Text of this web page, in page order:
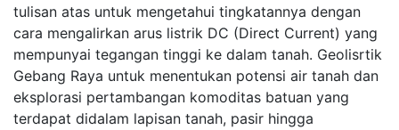
tulisan atas untuk mengetahui tingkatannya dengan
cara mengalirkan arus listrik DC (Direct Current) yang
mempunyai tegangan tinggi ke dalam tanah. Geolisrtik
Gebang Raya untuk menentukan potensi air tanah dan
eksplorasi pertambangan komoditas batuan yang
terdapat didalam lapisan tanah, pasir hingga